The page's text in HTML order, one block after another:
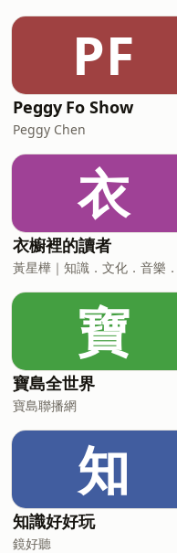
看逐字稿一邊
YouTube 和
http://
製作團隊：
Lily Wong、
Chen、Joy
PF
Peggy Fo Show
Peggy Chen
衣
衣櫥裡的讀者
寶
寶島全世界
寶島聯播網
知
知識好好玩
鏡好聽